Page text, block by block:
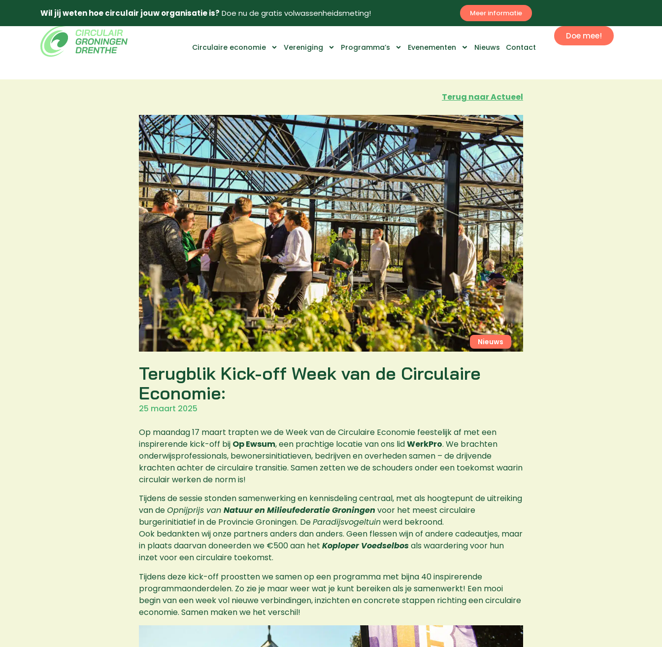
Wil jij weten hoe circulair jouw organisatie is? Doe nu de gratis volwassenheidsmeting! Meer informatie
Circulaire economie Vereniging Programma’s Evenementen Nieuws Contact
Doe mee!
Terug naar Actueel
Nieuws
Terugblik Kick-off Week van de Circulaire
Economie:
25 maart 2025
Op maandag 17 maart trapten we de Week van de Circulaire Economie feestelijk af met een
inspirerende kick-off bij Op Ewsum, een prachtige locatie van ons lidWerkPro. We brachten
onderwijsprofessionals, bewonersinitiatieven, bedrijven en overheden samen – de drijvende
krachten achter de circulaire transitie. Samen zetten we de schouders onder een toekomst waarin
circulair werken de norm is!
Tijdens de sessie stonden samenwerking en kennisdeling centraal, met als hoogtepunt de uitreiking
van deOpnijprijs van Natuur en Milieufederatie Groningen voor het meest circulaire
burgerinitiatief in de Provincie Groningen. DeParadijsvogeltuinwerd bekroond.
Ook bedankten wij onze partners anders dan anders. Geen flessen wijn of andere cadeautjes, maar
in plaats daarvan doneerden we €500 aan het Koploper Voedselbosals waardering voor hun
inzet voor een circulaire toekomst.
Tijdens deze kick-off proostten we samen op een programma met bijna 40 inspirerende
programmaonderdelen. Zo zie je maar weer wat je kunt bereiken als je samenwerkt! Een mooi
begin van een week vol nieuwe verbindingen, inzichten en concrete stappen richting een circulaire
economie. Samen maken we het verschil!